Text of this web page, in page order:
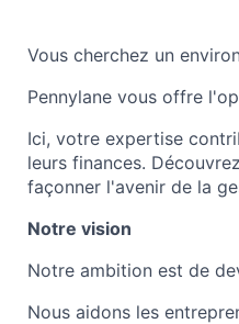
Vous cherchez un
Pennylane vous offre
Ici, votre expertise
leurs finances.
façonner l'avenir de la
Notre vision
Notre ambition est de
Nous aidons les